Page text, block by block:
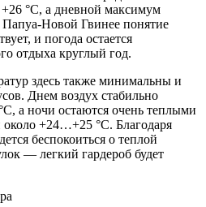
+26 °C, а дневной максимум
Папуа-Новой Гвинее понятие
и погода остается
отдыха круглый год.
здесь также минимальны и
Днем воздух стабильно
а ночи остаются очень теплыми
+24…+25 °C. Благодаря
беспокоиться о теплой
— легкий гардероб будет